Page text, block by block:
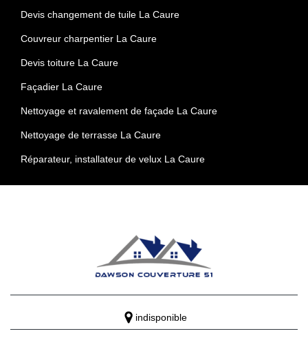
Devis changement de tuile La Caure
Couvreur charpentier La Caure
Devis toiture La Caure
Façadier La Caure
Nettoyage et ravalement de façade La Caure
Nettoyage de terrasse La Caure
Réparateur, installateur de velux La Caure
indisponible